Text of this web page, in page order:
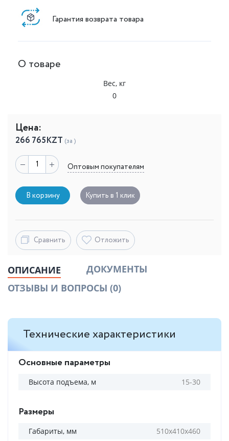
Гарантия возврата товара
О товаре
Вес, кг
0
Цена:
266 765KZT (за )
Оптовым покупателям
В корзину Купить в 1 клик
Сравнить Отложить
ОПИСАНИЕ
ДОКУМЕНТЫ
ОТЗЫВЫ И ВОПРОСЫ (0)
Технические характеристики
Основные параметры
Высота подъема, м 15-30
Размеры
Габариты, мм 510х410х460